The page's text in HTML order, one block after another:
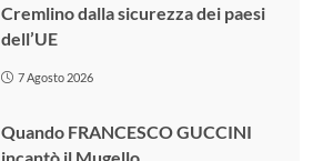
Cremlino dalla sicurezza dei paesi
dell’UE
7 Agosto 2026
Quando FRANCESCO GUCCINI